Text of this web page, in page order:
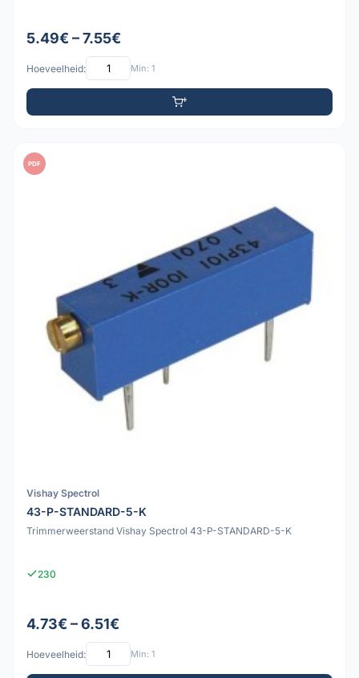
5.49€ – 7.55€
Hoeveelheid: Min: 1
PDF
Vishay Spectrol
43-P-STANDARD-5-K
Trimmerweerstand Vishay Spectrol 43-P-STANDARD-5-K
230
4.73€ – 6.51€
Hoeveelheid: Min: 1